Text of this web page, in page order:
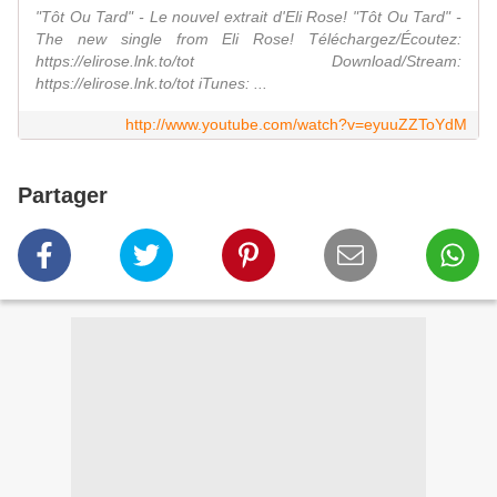
"Tôt Ou Tard" - Le nouvel extrait d'Eli Rose! "Tôt Ou Tard" -
The new single from Eli Rose! Téléchargez/Écoutez:
https://elirose.lnk.to/tot Download/Stream:
https://elirose.lnk.to/tot iTunes: ...
http://www.youtube.com/watch?v=eyuuZZToYdM
Partager